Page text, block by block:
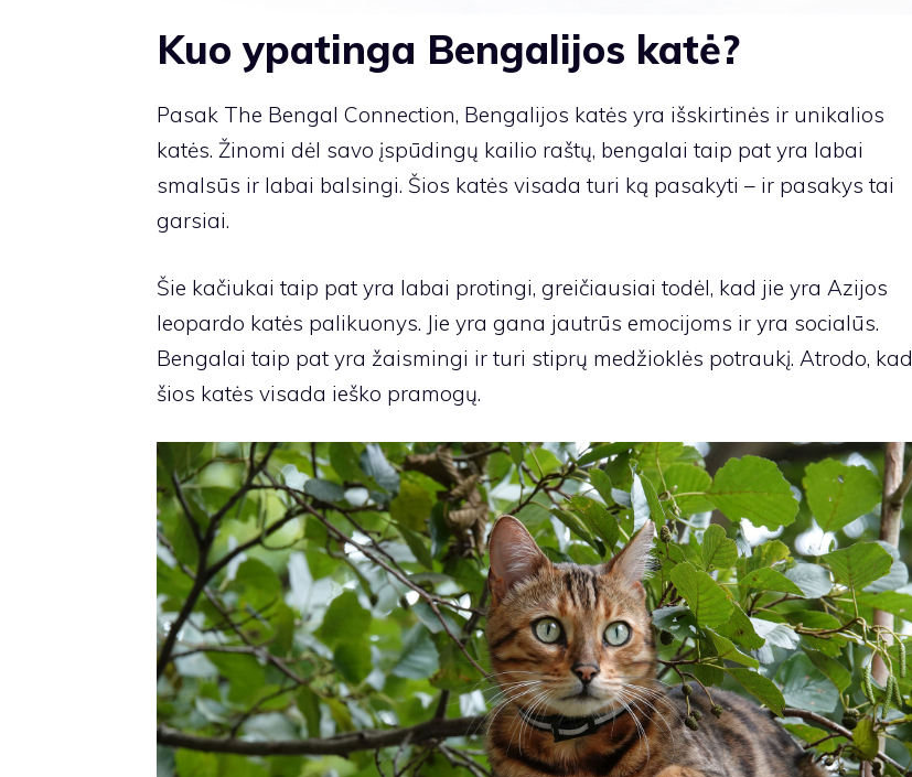
Kuo ypatinga Bengalijos katė?
Pasak The Bengal Connection, Bengalijos katės yra išskirtinės ir unikalios
katės. Žinomi dėl savo įspūdingų kailio raštų, bengalai taip pat yra labai
smalsūs ir labai balsingi. Šios katės visada turi ką pasakyti – ir pasakys tai
garsiai.
Šie kačiukai taip pat yra labai protingi, greičiausiai todėl, kad jie yra Azijos
leopardo katės palikuonys. Jie yra gana jautrūs emocijoms ir yra socialūs.
Bengalai taip pat yra žaismingi ir turi stiprų medžioklės potraukį. Atrodo, kad
šios katės visada ieško pramogų.